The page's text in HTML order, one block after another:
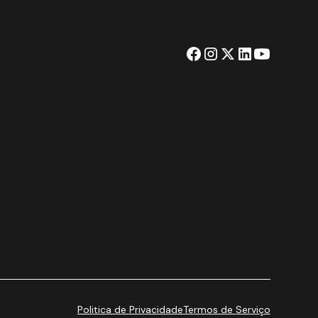
Politica de PrivacidadeTermos de Serviço